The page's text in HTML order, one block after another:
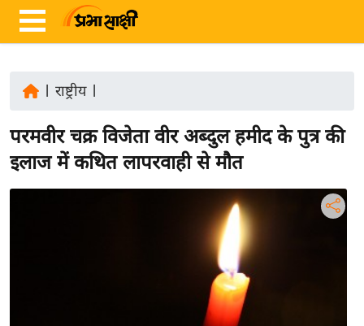
ज़ा
ख
ब
राष्ट्रीय|
परमवीर चक्र विजेता वीर अब्दुल हमीद के पुत्र की
इलाज में कथित लापरवाही से मौत